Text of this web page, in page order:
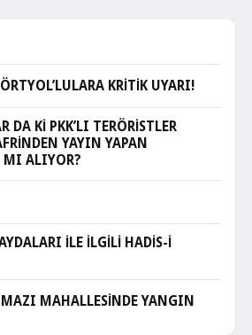
KRİTİK UYARI!
DA Kİ PKK’LI TERÖRİSTLER
YAYIN YAPAN
MI ALIYOR?
İLE İLGİLİ HADİS-İ
MAHALLESİNDE YANGIN